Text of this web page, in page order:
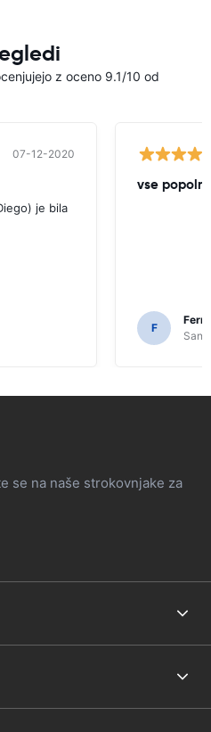
z oceno 9.1/10 od
07-12-2020
je bila
vse
F
se na naše strokovnjake za